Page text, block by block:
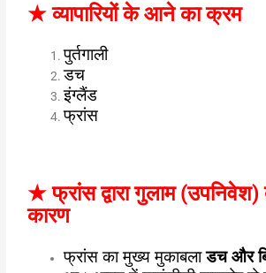
★व्यापारियों के आने का क्रम
पुर्तगाली
डच
इंग्लैंड
फ्रांस
★ फ्रांस द्वारा गुलाम
कारण
फ्रांस का मुख्य मुकाबलाडच और